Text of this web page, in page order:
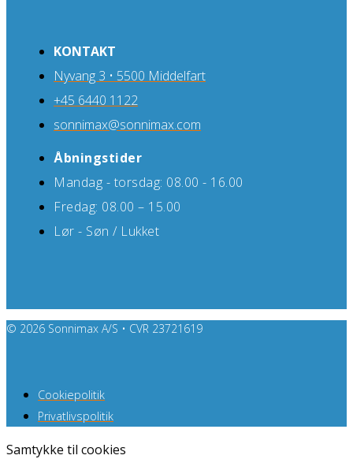
KONTAKT
Nyvang 3 • 5500 Middelfart
+45 6440 1122
sonnimax@sonnimax.com
Åbningstider
Mandag - torsdag: 08.00 - 16.00
Fredag: 08.00 – 15.00
Lør - Søn / Lukket
© 2026 Sonnimax A/S • CVR 23721619
Cookiepolitik
Privatlivspolitik
Samtykke til cookies